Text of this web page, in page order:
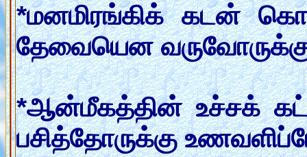
*மனமிரங்கிக் கடன்
தேவையென
*ஆன்மீகத்தின் உச்சக் கட்ட
பசித்தோருக்கு